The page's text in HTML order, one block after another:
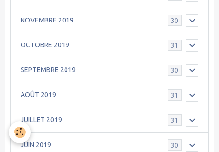
NOVEMBRE 2019 30
OCTOBRE 2019 31
SEPTEMBRE 2019 30
AOÛT 2019 31
JUILLET 2019 31
JUIN 2019 30